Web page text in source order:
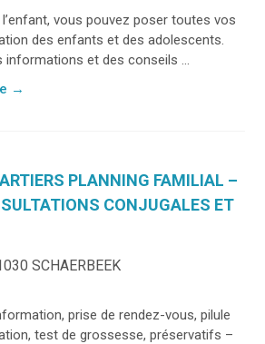
vous pouvez poser toutes vos
des enfants et des adolescents.
informations et des conseils ...
→
PLANNING FAMILIAL –
CONJUGALES ET
SCHAERBEEK
prise de rendez-vous, pilule
test de grossesse, préservatifs –